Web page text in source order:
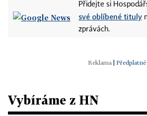
Přidejte si
své oblíbené tituly
zprávách.
Vybíráme z HN